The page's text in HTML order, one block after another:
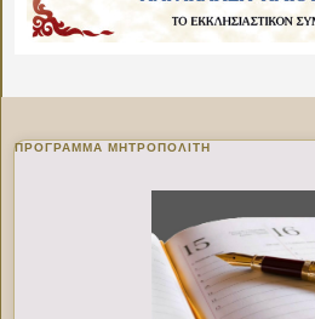
ΠΡΌΓΡΑΜΜΑ ΜΗΤΡΟΠΟΛΊΤΗ